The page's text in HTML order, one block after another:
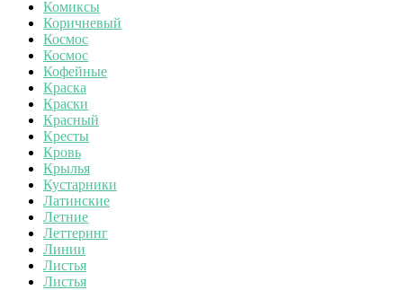
Комиксы
Коричневый
Космос
Космос
Кофейные
Краска
Краски
Красный
Кресты
Кровь
Крылья
Кустарники
Латинские
Летние
Леттеринг
Линии
Листья
Листья